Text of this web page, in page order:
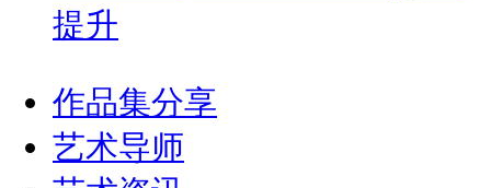
提升
作品集分享
艺术导师